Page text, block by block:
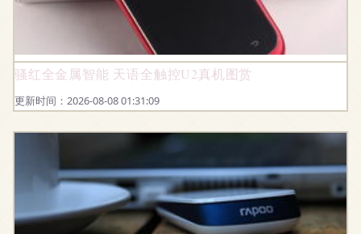
骚红全金属智能 天语全触控U2真机图赏
更新时间：2026-08-08 01:31:09